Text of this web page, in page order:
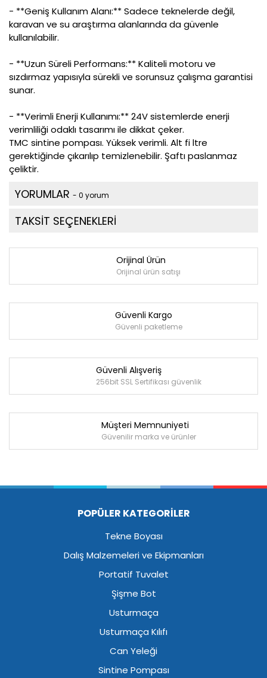
- **Geniş Kullanım Alanı:** Sadece teknelerde değil,
karavan ve su araştırma alanlarında da güvenle
kullanılabilir.
- **Uzun Süreli Performans:** Kaliteli motoru ve
sızdırmaz yapısıyla sürekli ve sorunsuz çalışma garantisi
sunar.
- **Verimli Enerji Kullanımı:** 24V sistemlerde enerji
verimliliği odaklı tasarımı ile dikkat çeker.
TMC sintine pompası. Yüksek verimli. Alt fi ltre
gerektiğinde çıkarılıp temizlenebilir. Şaftı paslanmaz
çeliktir.
YORUMLAR - 0 yorum
TAKSİT SEÇENEKLERİ
Orijinal Ürün
Orijinal ürün satışı
Güvenli Kargo
Güvenli paketleme
Güvenli Alışveriş
256bit SSL Sertifikası güvenlik
Müşteri Memnuniyeti
Güvenilir marka ve ürünler
POPÜLER KATEGORİLER
Tekne Boyası
Dalış Malzemeleri ve Ekipmanları
Portatif Tuvalet
Şişme Bot
Usturmaça
Usturmaça Kılıfı
Can Yeleği
Sintine Pompası